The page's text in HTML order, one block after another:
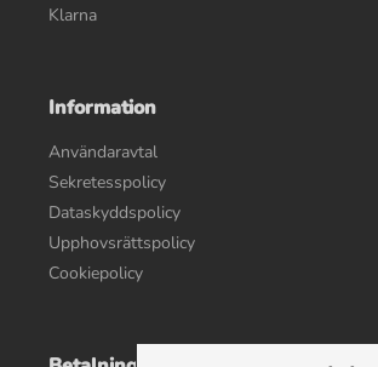
Klarna
Information
Användaravtal
Sekretesspolicy
Dataskyddspolicy
Upphovsrättspolicy
Cookiepolicy